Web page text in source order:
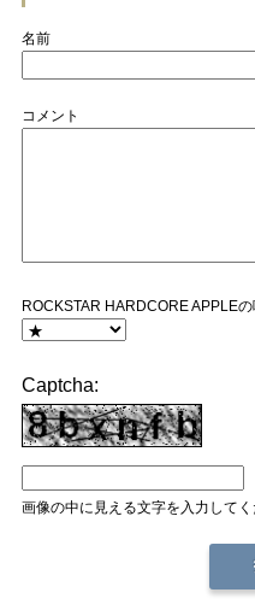
名前
コメント
ROCKSTAR HARDCORE APPLE
Captcha:
画像の中に見える文字を入力してく